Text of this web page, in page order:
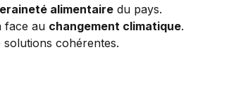
alimentaire du pays.
face au changement climatique.
solutions cohérentes.